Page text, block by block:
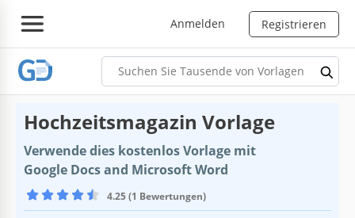
Anmelden Registrieren
Hochzeitsmagazin Vorlage
Verwende dies kostenlos Vorlage mit
Google Docs and Microsoft Word
4.25 (1 Bewertungen)